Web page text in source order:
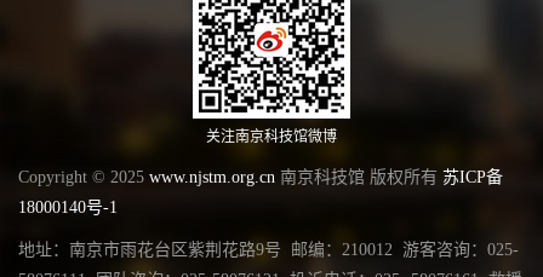
关注南京科技馆微博
Copyright © 2025 www.njstm.org.cn 南京科技馆 版权所有 苏ICP备
18000140号-1
地址：南京市雨花台区紫荆花路9号 邮编：210012 游客咨询：025-